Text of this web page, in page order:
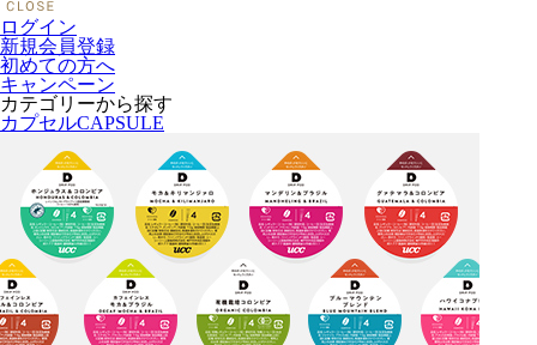
ログイン
新規会員登録
初めての方へ
キャンペーン
カテゴリーから探す
カプセルCAPSULE